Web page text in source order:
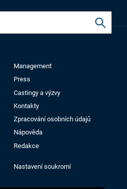
Management
Press
Castingy a výzvy
Kontakty
Zpracování osobních údajů
Nápověda
Redakce
Nastavení soukromí